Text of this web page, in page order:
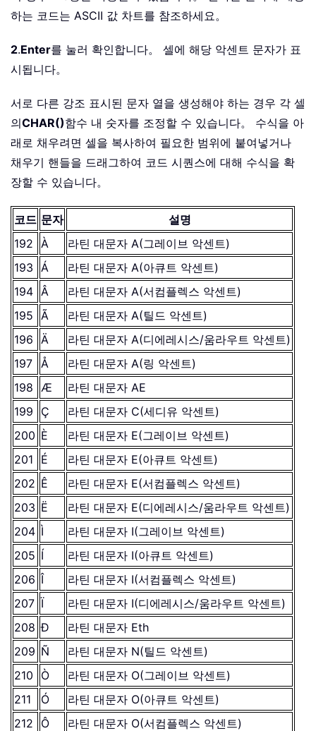
하는 코드는 ASCII 값 차트를 참조하세요。
2.Enter를 눌러 확인합니다。 셀에 해당 악센트 문자가 표
시됩니다。
서로 다른 강조 표시된 문자 열을 생성해야 하는 경우 각 셀
의CHAR()함수 내 숫자를 조정할 수 있습니다。 수식을 아
래로 채우려면 셀을 복사하여 필요한 범위에 붙여넣거나
채우기 핸들을 드래그하여 코드 시퀀스에 대해 수식을 확
장할 수 있습니다。
코드 문자
설명
192
À
라틴 대문자 A(그레이브 악센트)
193
Á
라틴 대문자 A(아큐트 악센트)
194 Â
라틴 대문자 A(서컴플렉스 악센트)
195
Ã
라틴 대문자 A(틸드 악센트)
196
Ä
라틴 대문자 A(디에레시스/움라우트 악센트)
197
Å
라틴 대문자 A(링 악센트)
198
Æ
라틴 대문자 AE
199
Ç
라틴 대문자 C(세디유 악센트)
200 È
라틴 대문자 E(그레이브 악센트)
201
É
라틴 대문자 E(아큐트 악센트)
202 Ê
라틴 대문자 E(서컴플렉스 악센트)
203 Ë
라틴 대문자 E(디에레시스/움라우트 악센트)
204 Ì
라틴 대문자 I(그레이브 악센트)
205 Í
라틴 대문자 I(아큐트 악센트)
206 Î
라틴 대문자 I(서컴플렉스 악센트)
207 Ï
라틴 대문자 I(디에레시스/움라우트 악센트)
208 Ð
라틴 대문자 Eth
209 Ñ
라틴 대문자 N(틸드 악센트)
210
Ò
라틴 대문자 O(그레이브 악센트)
211
Ó
라틴 대문자 O(아큐트 악센트)
212
Ô
라틴 대문자 O(서컴플렉스 악센트)